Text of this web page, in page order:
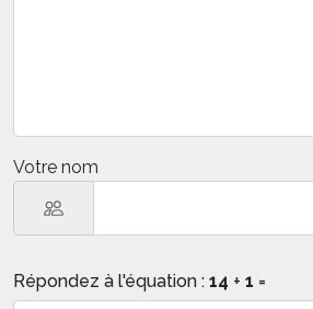
Votre nom
Répondez à l'équation : 14 + 1 =